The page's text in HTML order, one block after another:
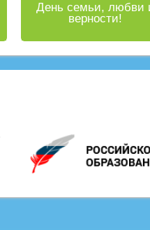
День семьи, любви
верности!